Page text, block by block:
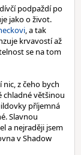
podpaždí po
jako o život.
, a tak
krvavostí až
se na tom
z čeho bych
chladné většinou
příjemná
Slavnou
a nejraději jsem
v Shadow